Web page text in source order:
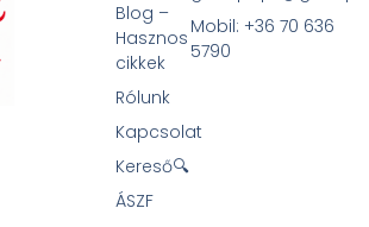
Blog –
Hasznos
cikkek
Rólunk
Kapcsolat
Kereső🔍
ÁSZF
Mobil: +36 70 636
5790